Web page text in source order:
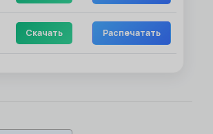
Скачать Распечатать